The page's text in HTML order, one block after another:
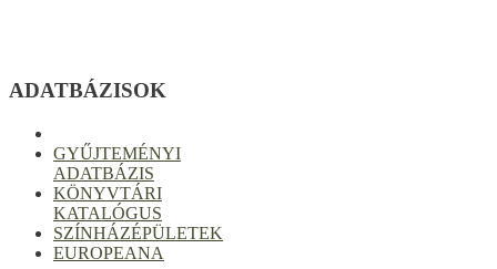
ADATBÁZISOK
GYŰJTEMÉNYI
ADATBÁZIS
KÖNYVTÁRI
KATALÓGUS
SZÍNHÁZÉPÜLETEK
EUROPEANA